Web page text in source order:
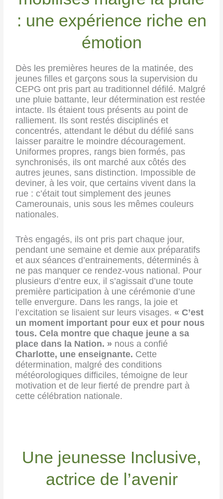
: une expérience riche en
émotion
Dès les premières heures de la matinée, des
jeunes filles et garçons sous la supervision du
CEPG ont pris part au traditionnel défilé. Malgré
une pluie battante, leur détermination est restée
intacte. Ils étaient tous présents au point de
ralliement. Ils sont restés disciplinés et
concentrés, attendant le début du défilé sans
laisser paraitre le moindre découragement.
Uniformes propres, rangs bien formés, pas
synchronisés, ils ont marché aux côtés des
autres jeunes, sans distinction. Impossible de
deviner, à les voir, que certains vivent dans la
rue : c’était tout simplement des jeunes
Camerounais, unis sous les mêmes couleurs
nationales.
Très engagés, ils ont pris part chaque jour,
pendant une semaine et demie aux préparatifs
et aux séances d’entrainements, déterminés à
ne pas manquer ce rendez-vous national. Pour
plusieurs d’entre eux, il s’agissait d’une toute
première participation à une cérémonie d’une
telle envergure. Dans les rangs, la joie et
l’excitation se lisaient sur leurs visages. « C’est
un moment important pour eux et pour nous
tous. Cela montre que chaque jeune a sa
place dans la Nation. » nous a confié
Charlotte, une enseignante. Cette
détermination, malgré des conditions
météorologiques difficiles, témoigne de leur
motivation et de leur fierté de prendre part à
cette célébration nationale.
Une jeunesse Inclusive,
actrice de l’avenir